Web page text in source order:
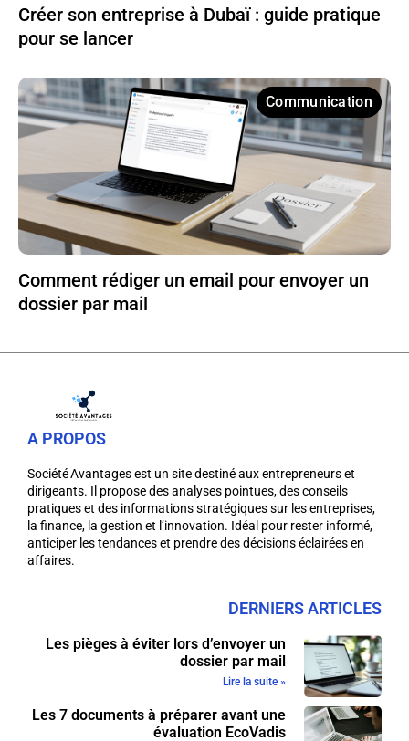
Créer son entreprise à Dubaï : guide pratique
pour se lancer
Communication
Comment rédiger un email pour envoyer un
dossier par mail
A PROPOS
Société Avantages est un site destiné aux entrepreneurs et
dirigeants. Il propose des analyses pointues, des conseils
pratiques et des informations stratégiques sur les entreprises,
la finance, la gestion et l’innovation. Idéal pour rester informé,
anticiper les tendances et prendre des décisions éclairées en
affaires.
DERNIERS ARTICLES
Les pièges à éviter lors d’envoyer un
dossier par mail
Lire la suite »
Les 7 documents à préparer avant une
évaluation EcoVadis